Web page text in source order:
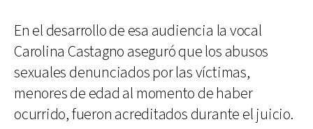
En el desarrollo de esa audiencia la vocal
Carolina Castagno aseguró que los abusos
sexuales denunciados por las víctimas,
menores de edad al momento de haber
ocurrido, fueron acreditados durante el juicio.